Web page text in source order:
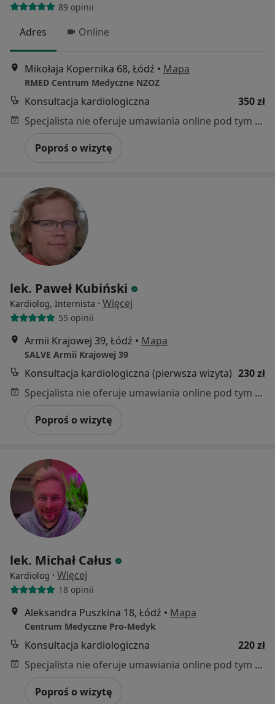
89 opinii
Adres Online
Mikołaja Kopernika 68, Łódź • Mapa
RMED Centrum Medyczne NZOZ
Konsultacja kardiologiczna
350 zł
Specjalista nie oferuje umawiania online pod tym adresem.
Poproś o wizytę
lek. Paweł Kubiński
Kardiolog, Internista · Więcej
55 opinii
Armii Krajowej 39, Łódź • Mapa
SALVE Armii Krajowej 39
Konsultacja kardiologiczna (pierwsza wizyta) 230 zł
Specjalista nie oferuje umawiania online pod tym adresem.
Poproś o wizytę
lek. Michał Całus
Kardiolog · Więcej
18 opinii
Aleksandra Puszkina 18, Łódź • Mapa
Centrum Medyczne Pro-Medyk
Konsultacja kardiologiczna
220 zł
Specjalista nie oferuje umawiania online pod tym adresem.
Poproś o wizytę